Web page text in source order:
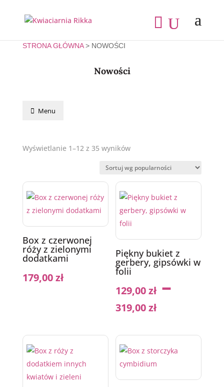
STRONA GŁÓWNA> NOWOŚCI
Nowości
Menu
Wyświetlanie 1–12 z 35 wyników
Box z czerwonej
róży z zielonymi
dodatkami
179,00zł
Piękny bukiet z
gerbery, gipsówki w
folii
129,00zł–
319,00zł